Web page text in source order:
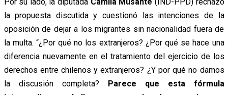
la propuesta discutida y cuestionó las intenciones de la
oposición de dejar a los migrantes sin nacionalidad fuera de
la multa. “¿Por qué no los extranjeros? ¿Por qué se hace una
diferencia nuevamente en el tratamiento del ejercicio de los
derechos entre chilenos y extranjeros? ¿Y por qué no damos
la discusión completa? Parece que esta fórmula